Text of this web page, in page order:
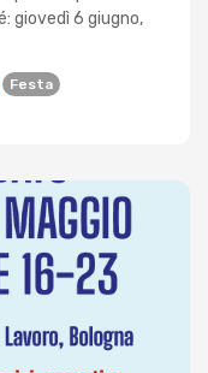
giovedì 6 giugno,
Festa